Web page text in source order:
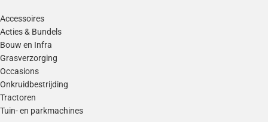
Accessoires
Acties & Bundels
Bouw en Infra
Grasverzorging
Occasions
Onkruidbestrijding
Tractoren
Tuin- en parkmachines